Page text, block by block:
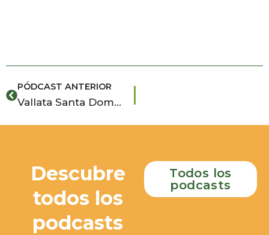
AntPÓDCAST ANTERIOR
Vallata Santa Domenica: il polmone verde nel cuore di Ragusa
Descubre
todos los
podcasts
Todos los
podcasts